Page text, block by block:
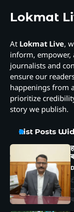
Lokmat
At Lokmat Live,
inform, empower,
journalists and
ensure our
happenings from
prioritize
story we publish.
List Posts